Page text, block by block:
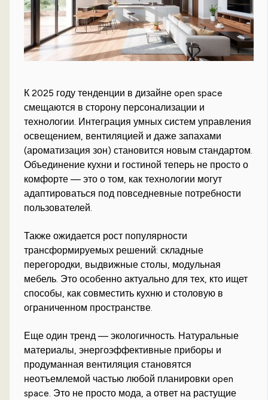
К 2025 году тенденции в дизайне open space
смещаются в сторону персонализации и
технологии. Интеграция умных систем управления
освещением, вентиляцией и даже запахами
(ароматизация зон) становится новым стандартом.
Объединение кухни и гостиной теперь не просто о
комфорте — это о том, как технологии могут
адаптироваться под повседневные потребности
пользователей.
Также ожидается рост популярности
трансформируемых решений: складные
перегородки, выдвижные столы, модульная
мебель. Это особенно актуально для тех, кто ищет
способы, как совместить кухню и столовую в
ограниченном пространстве.
Еще один тренд — экологичность. Натуральные
материалы, энергоэффективные приборы и
продуманная вентиляция становятся
неотъемлемой частью любой планировки open
space. Это не просто мода, а ответ на растущие